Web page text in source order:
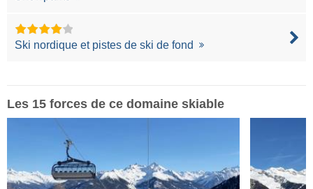
Ski nordique et pistes de ski de fond
Les 15 forces de ce domaine skiable